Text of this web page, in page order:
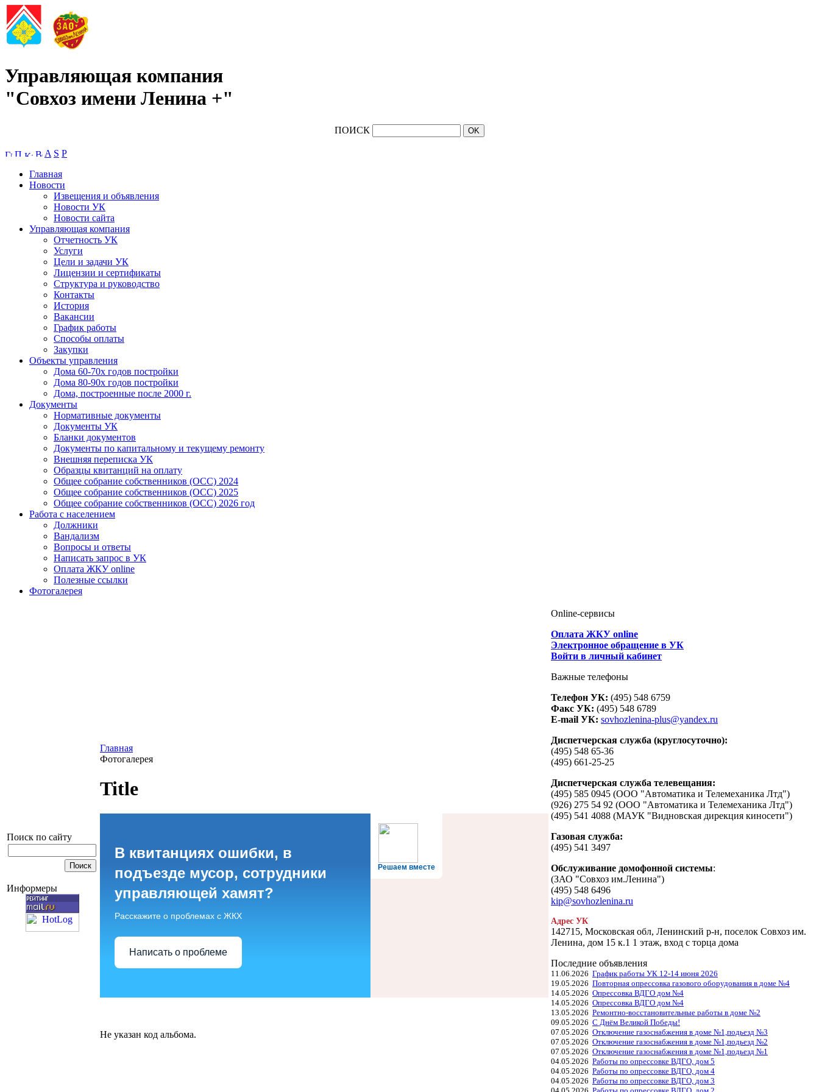
Управляющая компания
"Совхоз имени Ленина +"
ПОИСК
A S P
Главная
Новости
Извещения и объявления
Новости УК
Новости сайта
Управляющая компания
Отчетность УК
Услуги
Цели и задачи УК
Лицензии и сертификаты
Структура и руководство
Контакты
История
Вакансии
График работы
Способы оплаты
Закупки
Объекты управления
Дома 60-70х годов постройки
Дома 80-90х годов постройки
Дома, построенные после 2000 г.
Документы
Нормативные документы
Документы УК
Бланки документов
Документы по капитальному и текущему ремонту
Внешняя переписка УК
Образцы квитанций на оплату
Общее собрание собственников (ОСС) 2024
Общее собрание собственников (ОСС) 2025
Общее собрание собственников (ОСС) 2026 год
Работа с населением
Должники
Вандализм
Вопросы и ответы
Написать запрос в УК
Оплата ЖКУ online
Полезные ссылки
Фотогалерея
Поиск по сайту
Информеры
Главная
Фотогалерея
Title
Решаем вместе
В квитанциях ошибки, в
подъезде мусор, сотрудники
управляющей хамят?
Расскажите о проблемах с ЖКХ
Написать о проблеме
Не указан код альбома.
Online-сервисы
Оплата ЖКУ online
Электронное обращение в УК
Войти в личный кабинет
Важные телефоны
Телефон УК: (495) 548 6759
Факс УК: (495) 548 6789
E-mail УК: sovhozlenina-plus@yandex.ru
Диспетчерская служба (круглосуточно):
(495) 548 65-36
(495) 661-25-25
Диспетчерская служба телевещания:
(495) 585 0945 (ООО "Автоматика и Телемеханика Лтд")
(926) 275 54 92 (ООО "Автоматика и Телемеханика Лтд")
(495) 541 4088 (МАУК "Видновская дирекция киносети")
Газовая служба:
(495) 541 3497
Обслуживание домофонной системы:
(ЗАО "Совхоз им.Ленина")
(495) 548 6496
kip@sovhozlenina.ru
Адрес УК
142715, Московская обл, Ленинский р-н, поселок Совхоз им.
Ленина, дом 15 к.1 1 этаж, вход с торца дома
Последние объявления
11.06.2026 График работы УК 12-14 июня 2026
19.05.2026 Повторная опрессовка газового оборудования в доме №4
14.05.2026 Опрессовка ВДГО дом №4
14.05.2026 Опрессовка ВДГО дом №4
13.05.2026 Ремонтно-восстановительные работы в доме №2
09.05.2026 С Днём Великой Победы!
07.05.2026 Отключение газоснабжения в доме №1,подьезд №3
07.05.2026 Отключение газоснабжения в доме №1,подьезд №2
07.05.2026 Отключение газоснабжения в доме №1,подьезд №1
04.05.2026 Работы по опрессовке ВДГО, дом 5
04.05.2026 Работы по опрессовке ВДГО, дом 4
04.05.2026 Работы по опрессовке ВДГО, дом 3